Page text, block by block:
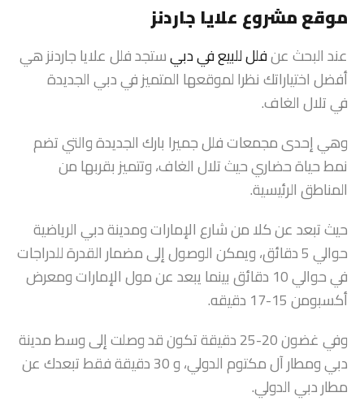
موقع مشروع علايا جاردنز
عند البحث عنفلل للبيع في دبيستجد فلل علايا جاردنز هي
أفضل اختياراتك نظرا لموقعها المتميز في دبي الجديدة
في تلال الغاف.
وهي إحدى مجمعات فلل جميرا بارك الجديدة والتي تضم
نمط حياة حضاري حيث تلال الغاف، وتتميز بقربها من
المناطق الرئيسية.
حيث تبعد عن كلا من شارع الإمارات ومدينة دبي الرياضية
حوالي 5 دقائق، ويمكن الوصول إلى مضمار القدرة للدراجات
في حوالي 10 دقائق بينما يبعد عن مول الإمارات ومعرض
أكسبومن 15-17 دقيقه.
وفي غضون 20-25 دقيقة تكون قد وصلت إلى وسط مدينة
دبي ومطار آل مكتوم الدولي، و 30 دقيقة فقط تبعدك عن
مطار دبي الدولي.